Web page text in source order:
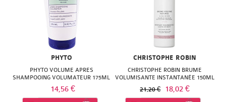
PHYTO
PHYTO VOLUME APRES
SHAMPOOING VOLUMATEUR 175ML
14,56 €
CHRISTOPHE ROBIN
CHRISTOPHE ROBIN BRUME
VOLUMISANTE INSTANTANÉE 150ML
21,20 € 18,02 €